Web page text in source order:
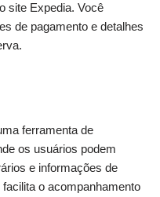
site Expedia. Você
de pagamento e detalhes
ferramenta de
os usuários podem
e informações de
o acompanhamento